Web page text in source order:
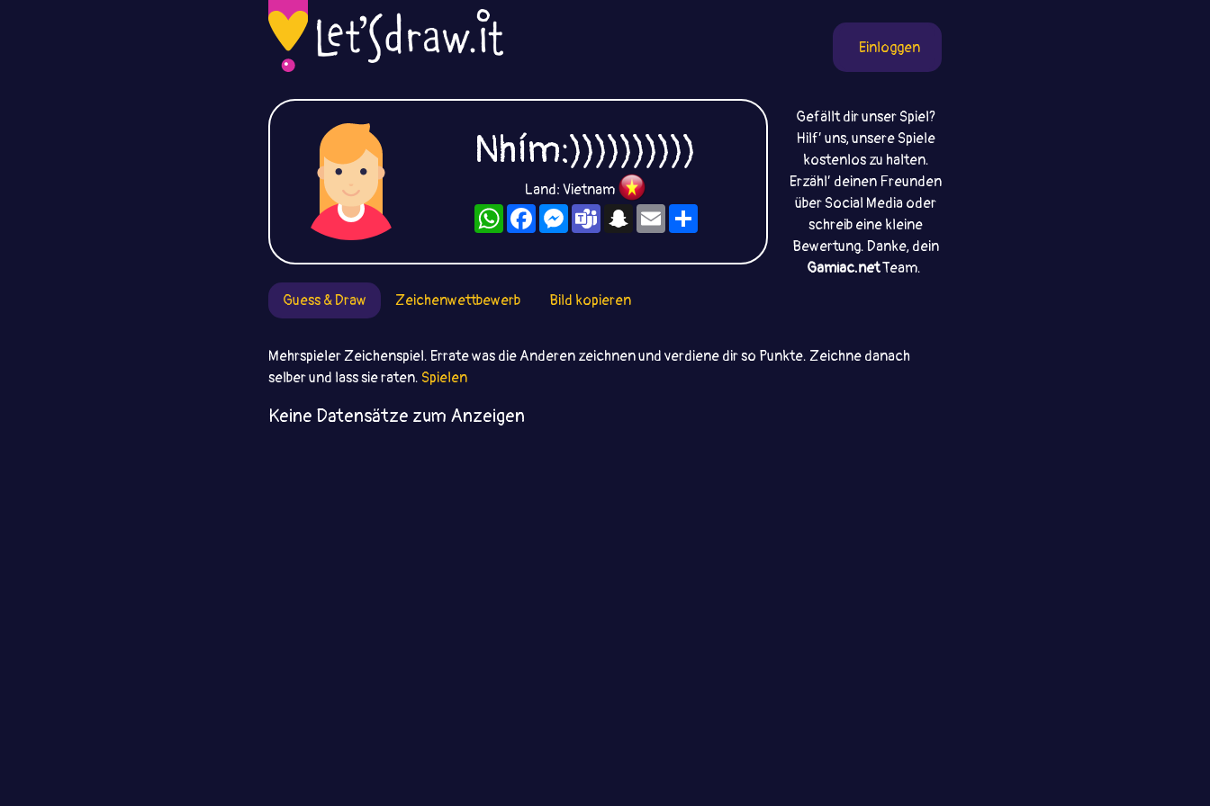
Einloggen
Nhím:))))))))))
Land: Vietnam
WhatsAppFacebookMessenger
TeamsSnapchat
EmailTeilen
Gefällt dir unser Spiel?
Hilf’ uns, unsere Spiele
kostenlos zu halten.
Erzähl’ deinen Freunden
über Social Media oder
schreib eine kleine
Bewertung. Danke, dein
Gamiac.netTeam.
Guess & Draw
Zeichenwettbewerb Bild kopieren
Mehrspieler Zeichenspiel. Errate was die Anderen zeichnen und verdiene dir so Punkte. Zeichne danach
selber und lass sie raten. Spielen
Keine Datensätze zum Anzeigen